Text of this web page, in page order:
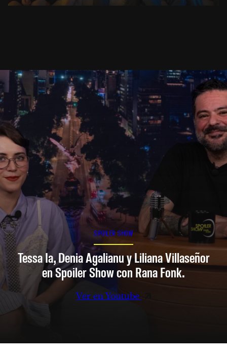
SPOILER SHOW
Tessa Ia, Denia Agalianu y Liliana Villaseñor
en Spoiler Show con Rana Fonk.
Ver en Youtube